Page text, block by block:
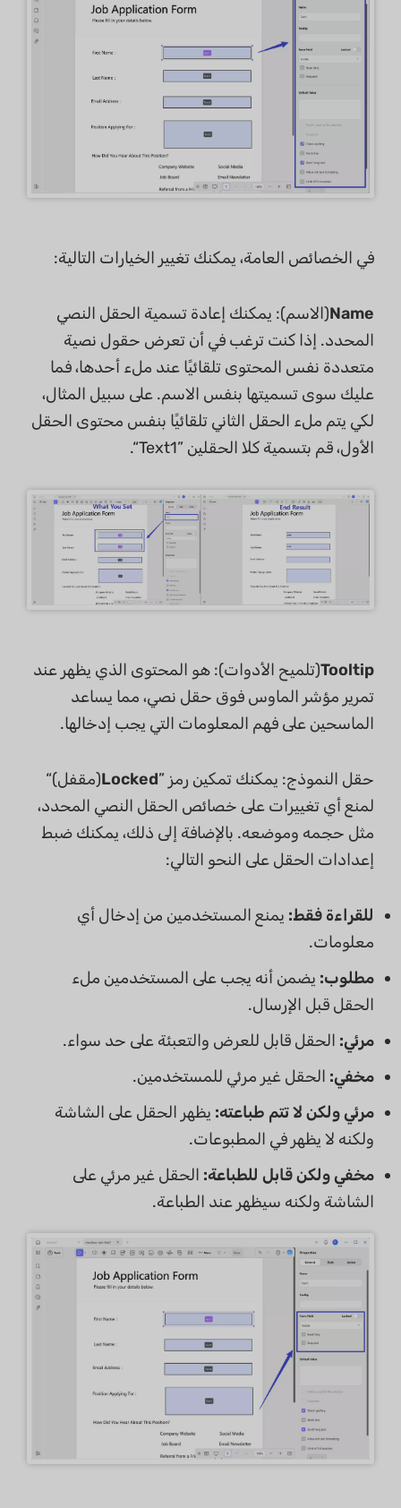
في الخصائص العامة، يمكنك تغيير الخيارات التالية:
Name(الاسم): يمكنك إعادة تسمية الحقل النصي
المحدد. إذا كنت ترغب في أن تعرض حقول نصية
متعددة نفس المحتوى تلقائيًا عند ملء أحدها، فما
عليك سوى تسميتها بنفس الاسم. على سبيل المثال،
لكي يتم ملء الحقل الثاني تلقائيًا بنفس محتوى الحقل
الأول، قم بتسمية كلا الحقلين ”Text1“.
Tooltip(تلميح الأدوات): هو المحتوى الذي يظهر عند
تمرير مؤشر الماوس فوق حقل نصي، مما يساعد
الماسحين على فهم المعلومات التي يجب إدخالها.
حقل النموذج: يمكنك تمكين رمز ”Locked(مقفل)“
لمنع أي تغييرات على خصائص الحقل النصي المحدد،
مثل حجمه وموضعه. بالإضافة إلى ذلك، يمكنك ضبط
إعدادات الحقل على النحو التالي:
للقراءة فقط: يمنع المستخدمين من إدخال أي
معلومات.
مطلوب: يضمن أنه يجب على المستخدمين ملء
الحقل قبل الإرسال.
مرئي: الحقل قابل للعرض والتعبئة على حد سواء.
مخفي: الحقل غير مرئي للمستخدمين.
مرئي ولكن لا تتم طباعته: يظهر الحقل على الشاشة
ولكنه لا يظهر في المطبوعات.
مخفي ولكن قابل للطباعة: الحقل غير مرئي على
الشاشة ولكنه سيظهر عند الطباعة.